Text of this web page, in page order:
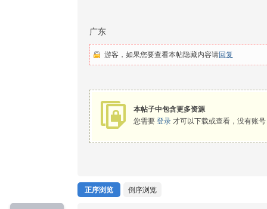
广东
游客，如果您要查看本帖隐藏内容请回复
本帖子中包含更多资源
您需要 登录 才可以下载或查看，没有账
正序浏览 倒序浏览